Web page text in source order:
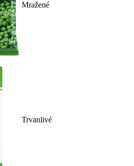
Mražené
Trvanlivé